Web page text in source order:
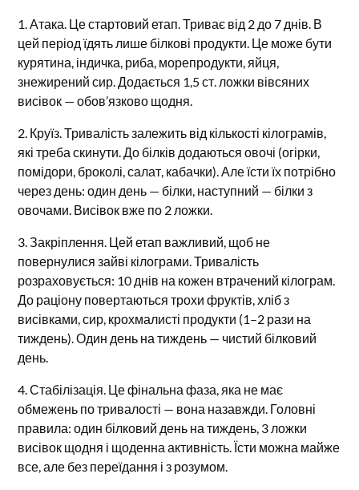
1. Атака. Це стартовий етап. Триває від 2 до 7 днів. В
цей період їдять лише білкові продукти. Це може бути
курятина, індичка, риба, морепродукти, яйця,
знежирений сир. Додається 1,5 ст. ложки вівсяних
висівок — обов’язково щодня.
2. Круїз. Тривалість залежить від кількості кілограмів,
які треба скинути. До білків додаються овочі (огірки,
помідори, броколі, салат, кабачки). Але їсти їх потрібно
через день: один день — білки, наступний — білки з
овочами. Висівок вже по 2 ложки.
3. Закріплення. Цей етап важливий, щоб не
повернулися зайві кілограми. Тривалість
розраховується: 10 днів на кожен втрачений кілограм.
До раціону повертаються трохи фруктів, хліб з
висівками, сир, крохмалисті продукти (1–2 рази на
тиждень). Один день на тиждень — чистий білковий
день.
4. Стабілізація. Це фінальна фаза, яка не має
обмежень по тривалості — вона назавжди. Головні
правила: один білковий день на тиждень, 3 ложки
висівок щодня і щоденна активність. Їсти можна майже
все, але без переїдання і з розумом.